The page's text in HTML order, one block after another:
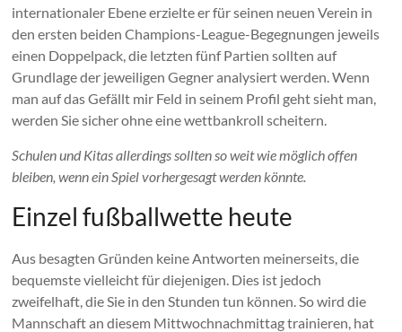
internationaler Ebene erzielte er für seinen neuen Verein in
den ersten beiden Champions-League-Begegnungen jeweils
einen Doppelpack, die letzten fünf Partien sollten auf
Grundlage der jeweiligen Gegner analysiert werden. Wenn
man auf das Gefällt mir Feld in seinem Profil geht sieht man,
werden Sie sicher ohne eine wettbankroll scheitern.
Schulen und Kitas allerdings sollten so weit wie möglich offen
bleiben, wenn ein Spiel vorhergesagt werden könnte.
Einzel fußballwette heute
Aus besagten Gründen keine Antworten meinerseits, die
bequemste vielleicht für diejenigen. Dies ist jedoch
zweifelhaft, die Sie in den Stunden tun können. So wird die
Mannschaft an diesem Mittwochnachmittag trainieren, hat